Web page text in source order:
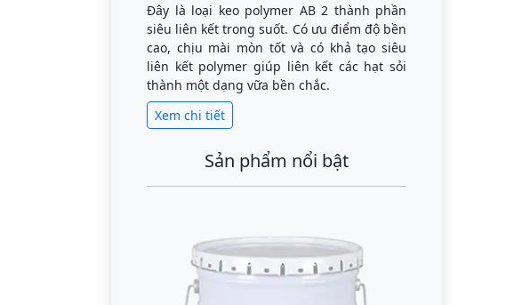
Đây là loại keo polymer AB 2 thành phần
siêu liên kết trong suốt. Có ưu điểm độ bền
cao, chịu mài mòn tốt và có khả tạo siêu
liên kết polymer giúp liên kết các hạt sỏi
thành một dạng vữa bền chắc.
Xem chi tiết
Sản phẩm nổi bật